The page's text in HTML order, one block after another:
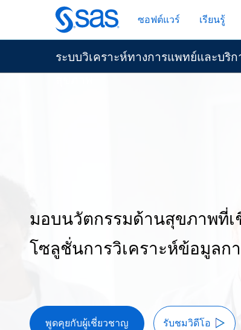
ข้าม
ไป
ซอฟต์แวร์ เรียนรู้
ระบบวิเคราะห์ทางการแพทย์และบริก
มอบนวัตกรรมด้านสุขภาพที่เ
โซลูชั่นการวิเคราะห์ข้อมูลก
พูดคุยกับผู้เชี่ยวชาญ รับชมวิดีโอ